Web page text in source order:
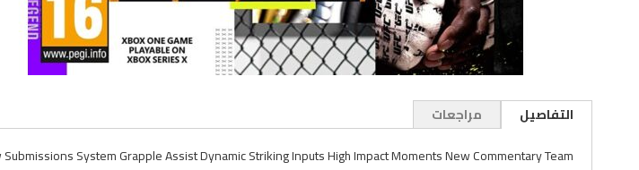
إلى
بداية
الصور
التفاصيل
System Grapple Assist Dynamic Striking Inputs High Impact Moments New Commentary Team
مراجعات